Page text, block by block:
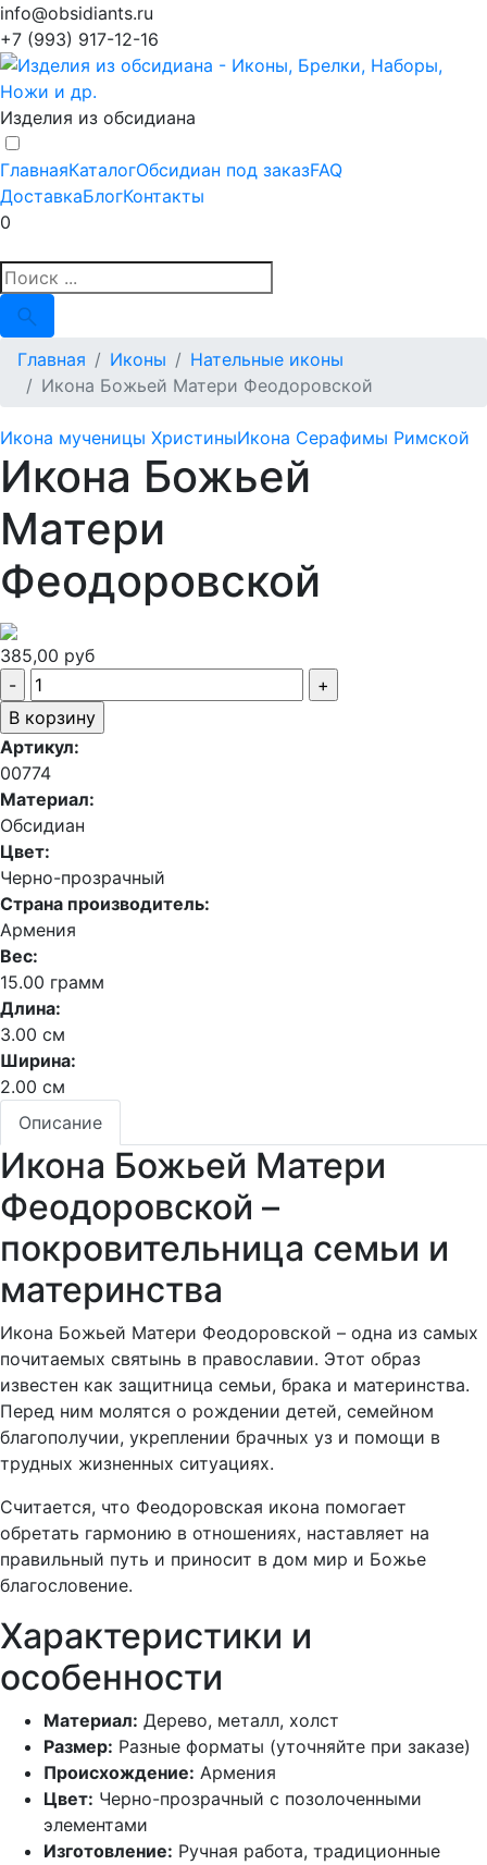
info@obsidiants.ru
+7 (993) 917-12-16
Изделия из обсидиана
ГлавнаяКаталогОбсидиан под заказFAQ
ДоставкаБлогКонтакты
0
Главная Иконы
Нательные иконы
Икона Божьей Матери Феодоровской
Икона мученицы ХристиныИкона Серафимы Римской
Икона Божьей
Матери
Феодоровской
385,00 руб
Артикул:
00774
Материал:
Обсидиан
Цвет:
Черно-прозрачный
Страна производитель:
Армения
Вес:
15.00 грамм
Длина:
3.00 см
Ширина:
2.00 см
Описание
Икона Божьей Матери
Феодоровской –
покровительница семьи и
материнства
Икона Божьей Матери Феодоровской – одна из самых
почитаемых святынь в православии. Этот образ
известен как защитница семьи, брака и материнства.
Перед ним молятся о рождении детей, семейном
благополучии, укреплении брачных уз и помощи в
трудных жизненных ситуациях.
Считается, что Феодоровская икона помогает
обретать гармонию в отношениях, наставляет на
правильный путь и приносит в дом мир и Божье
благословение.
Характеристики и
особенности
Материал: Дерево, металл, холст
Размер: Разные форматы (уточняйте при заказе)
Происхождение: Армения
Цвет: Черно-прозрачный с позолоченными
элементами
Изготовление: Ручная работа, традиционные